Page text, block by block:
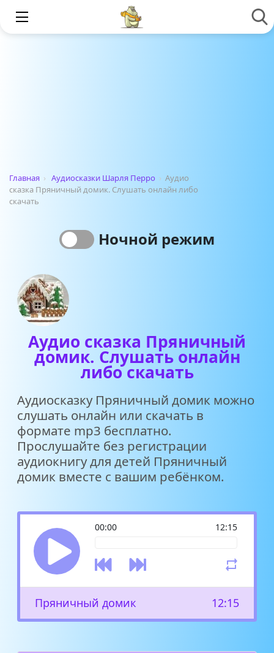
Главная › Аудиосказки Шарля Перро › Аудио
сказка Пряничный домик. Слушать онлайн либо
скачать
Ночной режим
Аудио сказка Пряничный
домик. Слушать онлайн
либо скачать
Аудиосказку Пряничный домик можно
слушать онлайн или скачать в
формате mp3 бесплатно.
Прослушайте без регистрации
аудиокнигу для детей Пряничный
домик вместе с вашим ребёнком.
00:00 12:15
Пряничный домик 12:15